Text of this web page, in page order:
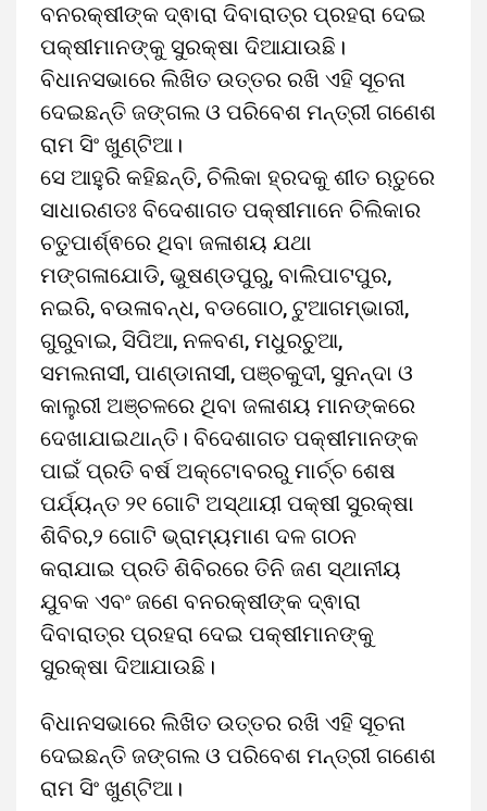
ବନରକ୍ଷୀଙ୍କ ଦ୍ଵାରା ଦିବାରାତ୍ର ପ୍ରହରା ଦେଇ
ପକ୍ଷୀମାନଙ୍କୁ ସୁରକ୍ଷା ଦିଆଯାଉଛି।
ବିଧାନସଭାରେ ଲିଖିତ ଉତ୍ତର ରଖି ଏହି ସୂଚନା
ଦେଇଛନ୍ତି ଜଙ୍ଗଲ ଓ ପରିବେଶ ମନ୍ତ୍ରୀ ଗଣେଶ
ରାମ ସିଂ ଖୁଣ୍ଟିଆ।
ସେ ଆହୁରି କହିଛନ୍ତି, ଚିଲିକା ହ୍ରଦକୁ ଶୀତ ଋତୁରେ
ସାଧାରଣତଃ ବିଦେଶାଗତ ପକ୍ଷୀମାନେ ଚିଲିକାର
ଚତୁପାର୍ଶ୍ଵରେ ଥିବା ଜଳାଶୟ ଯଥା
ମଙ୍ଗଳାଯୋଡି, ଭୁଷଣ୍ଡପୁରୁ, ବାଲିପାଟପୁର,
ନଇରି, ବଉଳାବନ୍ଧ, ବଡଗୋଠ, ଟୁଆଗମ୍ଭାରୀ,
ଗୁରୁବାଇ, ସିପିଆ, ନଳବଣ, ମଧୁରଚୁଆ,
ସମଲନାସୀ, ପାଣ୍ଡାନାସୀ, ପଞ୍ଚକୁଦୀ, ସୁନନ୍ଦା ଓ
କାଲୁରୀ ଅଞ୍ଚଳରେ ଥିବା ଜଳାଶୟ ମାନଙ୍କରେ
ଦେଖାଯାଇଥାନ୍ତି। ବିଦେଶାଗତ ପକ୍ଷୀମାନଙ୍କ
ପାଇଁ ପ୍ରତି ବର୍ଷ ଅକ୍ଟୋବରରୁ ମାର୍ଚ୍ଚ ଶେଷ
ପର୍ଯ୍ୟନ୍ତ ୨୧ ଗୋଟି ଅସ୍ଥାୟୀ ପକ୍ଷୀ ସୁରକ୍ଷା
ଶିବିର,୨ ଗୋଟି ଭ୍ରାମ୍ୟମାଣ ଦଳ ଗଠନ
କରାଯାଇ ପ୍ରତି ଶିବିରରେ ତିନି ଜଣ ସ୍ଥାନୀୟ
ଯୁବକ ଏବଂ ଜଣେ ବନରକ୍ଷୀଙ୍କ ଦ୍ଵାରା
ଦିବାରାତ୍ର ପ୍ରହରା ଦେଇ ପକ୍ଷୀମାନଙ୍କୁ
ସୁରକ୍ଷା ଦିଆଯାଉଛି।
ବିଧାନସଭାରେ ଲିଖିତ ଉତ୍ତର ରଖି ଏହି ସୂଚନା
ଦେଇଛନ୍ତି ଜଙ୍ଗଲ ଓ ପରିବେଶ ମନ୍ତ୍ରୀ ଗଣେଶ
ରାମ ସିଂ ଖୁଣ୍ଟିଆ।